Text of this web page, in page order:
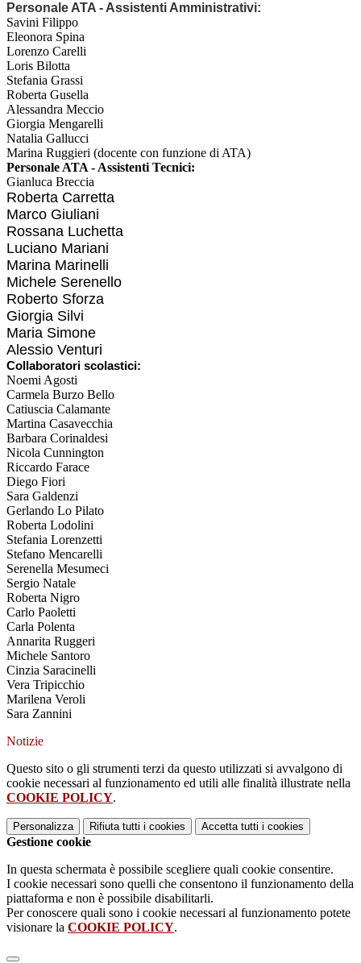
Personale ATA - Assistenti Amministrativi:
Savini Filippo
Eleonora Spina
Lorenzo Carelli
Loris Bilotta
Stefania Grassi
Roberta Gusella
Alessandra Meccio
Giorgia Mengarelli
Natalia Gallucci
Marina Ruggieri (docente con funzione di ATA)
Personale ATA - Assistenti Tecnici:
Gianluca Breccia
Roberta Carretta
Marco Giuliani
Rossana Luchetta
Luciano Mariani
Marina Marinelli
Michele Serenello
Roberto Sforza
Giorgia Silvi
Maria Simone
Alessio Venturi
Collaboratori scolastici:
Noemi Agosti
Carmela Burzo Bello
Catiuscia Calamante
Martina Casavecchia
Barbara Corinaldesi
Nicola Cunnington
Riccardo Farace
Diego Fiori
Sara Galdenzi
Gerlando Lo Pilato
Roberta Lodolini
Stefania Lorenzetti
Stefano Mencarelli
Serenella Mesumeci
Sergio Natale
Roberta Nigro
Carlo Paoletti
Carla Polenta
Annarita Ruggeri
Michele Santoro
Cinzia Saracinelli
Vera Tripicchio
Marilena Veroli
Sara Zannini
Notizie
Questo sito o gli strumenti terzi da questo utilizzati si avvalgono di
cookie necessari al funzionamento ed utili alle finalità illustrate nella
COOKIE POLICY.
Personalizza Rifiuta tutti i cookies Accetta tutti i cookies
Gestione cookie
In questa schermata è possibile scegliere quali cookie consentire.
I cookie necessari sono quelli che consentono il funzionamento della
piattaforma e non è possibile disabilitarli.
Per conoscere quali sono i cookie necessari al funzionamento potete
visionare la COOKIE POLICY.